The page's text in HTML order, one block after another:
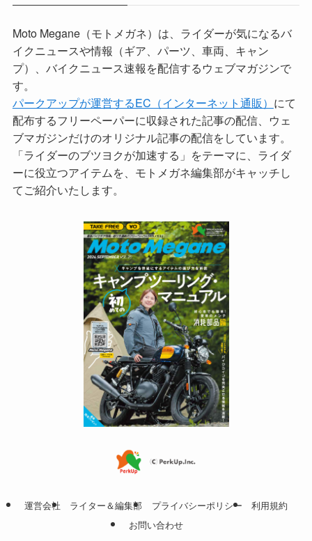
Moto Megane（モトメガネ）は、ライダーが気になるバ
イクニュースや情報（ギア、パーツ、車両、キャン
プ）、バイクニュース速報を配信するウェブマガジンで
す。
パークアップが運営するEC（インターネット通販） にて
配布するフリーペーパーに収録された記事の配信、ウェ
ブマガジンだけのオリジナル記事の配信をしています。
「ライダーのブツヨクが加速する」をテーマに、ライダ
ーに役立つアイテムを、モトメガネ編集部がキャッチし
てご紹介いたします。
運営会社 ライター＆編集部 プライバシーポリシー
利用規約
お問い合わせ